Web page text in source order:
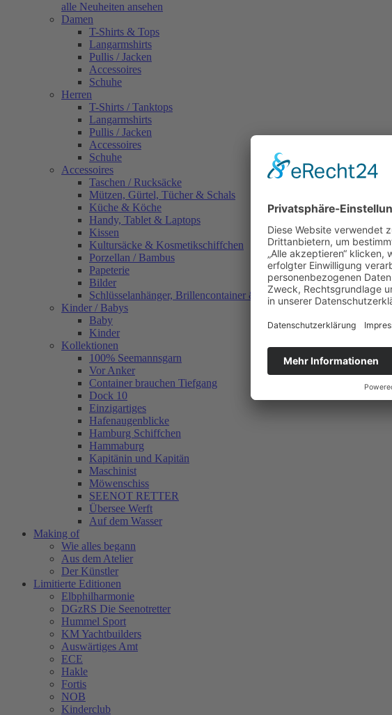
alle Neuheiten ansehen
Damen
T-Shirts & Tops
Langarmshirts
Pullis / Jacken
Accessoires
Schuhe
Herren
T-Shirts / Tanktops
Langarmshirts
Pullis / Jacken
Accessoires
Schuhe
Accessoires
Taschen / Rucksäcke
Mützen, Gürtel, Tücher & Schals
Küche & Köche
Handy, Tablet & Laptops
Kissen
Kultursäcke & Kosmetikschiffchen
Porzellan / Bambus
Papeterie
Bilder
Schlüsselanhänger, Brillencontainer & mehr
Kinder / Babys
Baby
Kinder
Kollektionen
100% Seemannsgarn
Vor Anker
Container brauchen Tiefgang
Dock 10
Einzigartiges
Hafenaugen­blicke
Hamburg Schiffchen
Hammaburg
Kapitänin und Kapitän
Maschinist
Möwenschiss
SEENOT RETTER
Übersee Werft
Auf dem Wasser
Making of
Wie alles begann
Aus dem Atelier
Der Künstler
Limitierte Editionen
Elbphilharmonie
DGzRS Die Seenotretter
Hummel Sport
KM Yachtbuilders
Auswärtiges Amt
ECE
Hakle
Fortis
NOB
Kinderclub